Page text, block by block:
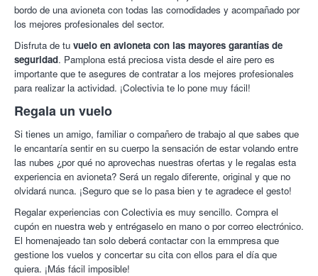
bordo de una avioneta con todas las comodidades y acompañado por
los mejores profesionales del sector.
Disfruta de tu vuelo en avioneta con las mayores garantías de
seguridad. Pamplona está preciosa vista desde el aire pero es
importante que te asegures de contratar a los mejores profesionales
para realizar la actividad. ¡Colectivia te lo pone muy fácil!
Regala un vuelo
Si tienes un amigo, familiar o compañero de trabajo al que sabes que
le encantaría sentir en su cuerpo la sensación de estar volando entre
las nubes ¿por qué no aprovechas nuestras ofertas y le regalas esta
experiencia en avioneta? Será un regalo diferente, original y que no
olvidará nunca. ¡Seguro que se lo pasa bien y te agradece el gesto!
Regalar experiencias con Colectivia es muy sencillo. Compra el
cupón en nuestra web y entrégaselo en mano o por correo electrónico.
El homenajeado tan solo deberá contactar con la emmpresa que
gestione los vuelos y concertar su cita con ellos para el día que
quiera. ¡Más fácil imposible!